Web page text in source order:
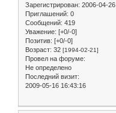
Зарегистрирован: 2006-04-26
Приглашений: 0
Сообщений: 419
Уважение: [+0/-0]
Позитив: [+0/-0]
Возраст: 32 [1994-02-21]
Провел на форуме:
Не определено
Последний визит:
2009-05-16 16:43:16